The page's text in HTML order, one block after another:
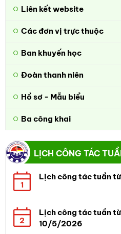
Liên kết website
Các đơn vị trực thuộc
Ban khuyến học
Đoàn thanh niên
Hồ sơ - Mẫu biểu
Ba công khai
LỊCH CÔNG TÁC
1
Lịch công tác tuần
2
Lịch công tác tuần
10/5/2026